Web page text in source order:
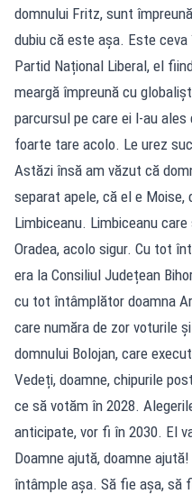
domnului Fritz, sunt
dubiu că este așa. Este
Partid Național Liberal, el
meargă împreună cu
parcursul pe care ei l-au
foarte tare acolo. Le urez
Astăzi însă am văzut că
separat apele, că el e
Limbiceanu. Limbiceanu
Oradea, acolo sigur. Cu tot
era la Consiliul Județean
cu tot întâmplător doamna
care număra de zor voturile
domnului Bolojan, care
Vedeți, doamne, chipurile
ce să votăm în 2028.
anticipate, vor fi în 2030. El
Doamne ajută, doamne
întâmple așa. Să fie așa, să